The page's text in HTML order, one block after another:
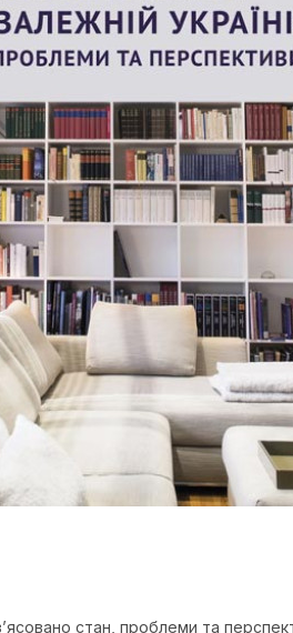
стан, проблеми та